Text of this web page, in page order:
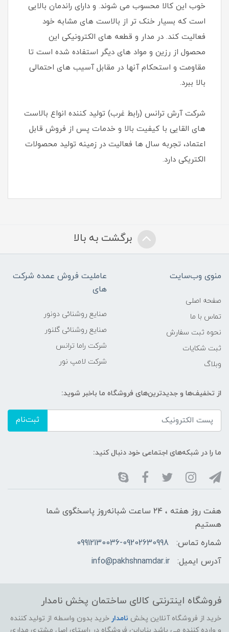
خوب این کالا محسوب می شوند. و دارای راندمان بالایی
است که بسیار خنک تر از بالاست های مشابه خود
فعالیت کند. در مدار و قطعه های الکترونیکی این
محصول از رزین و مواد های دیگر استفاده شده است تا
مقاومت و استحکام آنها در مقابل آسیب های احتمالی
بالا ببرد.
شرکت آرش ترانس (رابط غرب) تولید کننده انواع بالاست
های القایی با کیفیت بالا و خدمات پس از فروش قابل
اعتماد، تجربه سال ها فعالیت در زمینه تولید محصولات
الکتریکی دارد.
برگشت به بالا
منوی وب‌سایت
صفحه اصلی
تماس با ما
نحوه ثبت سفارش
ثبت شکایات
وبلاگ
عاملیت فروش عمده شرکت
های
صنایع روشنائی دونور
صنایع روشنائی گلنور
شرکت راما ترانس
شرکت لامپ نور
از تخفیف‌ها و جدیدترین‌های فروشگاه ما باخبر شوید:
ثبت‌نام
ما را در شبکه‌های اجتماعی خود دنبال کنید:
هفت روز هفته ، ۲۴ ساعت شبانه‌روز پاسخگوی شما
هستیم
شماره تماس:
09912130036-09202630998
آدرس ایمیل:
info@pakhshnamdar.ir
فروشگاه اینترنتی کالای ساختمان پخش نامدار
خرید از فروشگاه آنلاین پخش نامدار خرید بدون واسطه از تولید کننده
و وارده کننده می باشد بنابراین فروشگاه در راستای اصل مشتری مداری